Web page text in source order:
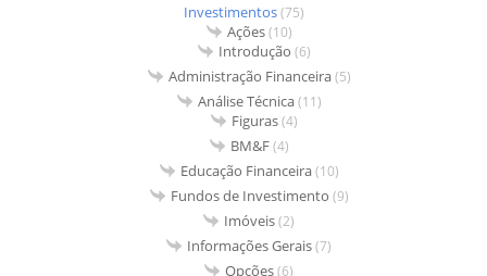
Investimentos(75)
Ações(10)
Introdução (6)
Administração Financeira(5)
Análise Técnica(11)
Figuras(4)
BM&F(4)
Educação Financeira(10)
Fundos de Investimento (9)
Imóveis(2)
Informações Gerais(7)
Opções(6)